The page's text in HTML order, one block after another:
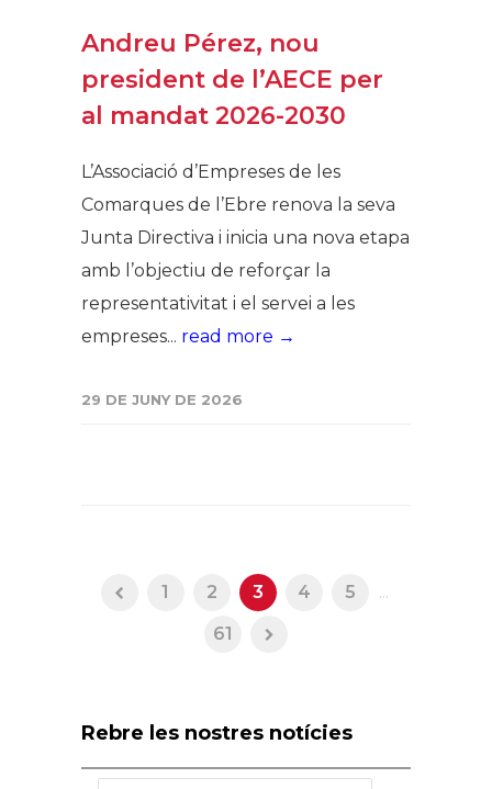
Andreu Pérez, nou
president de l’AECE per
al mandat 2026-2030
L’Associació d’Empreses de les
Comarques de l’Ebre renova la seva
Junta Directiva i inicia una nova etapa
amb l’objectiu de reforçar la
representativitat i el servei a les
empreses... read more →
29 DE JUNY DE 2026
1 2 3 4 5
...
61
Rebre les nostres notícies